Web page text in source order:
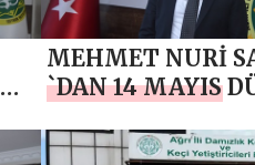
MEHMET NURİ
`DAN 14 MAYIS